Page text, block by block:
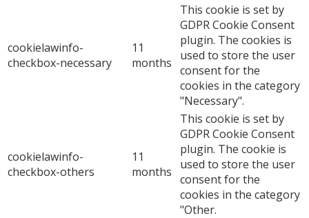
cookielawinfo-
checkbox-necessary
11
months
This cookie is set by
GDPR Cookie Consent
plugin. The cookies is
used to store the user
consent for the
cookies in the category
"Necessary".
cookielawinfo-
checkbox-others
11
months
This cookie is set by
GDPR Cookie Consent
plugin. The cookie is
used to store the user
consent for the
cookies in the category
"Other.